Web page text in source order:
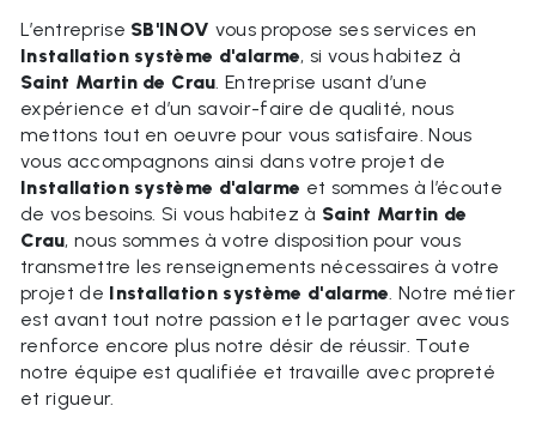
L’entreprise SB'INOV vous propose ses services en
Installation système d'alarme, si vous habitez à
Saint Martin de Crau. Entreprise usant d’une
expérience et d’un savoir-faire de qualité, nous
mettons tout en oeuvre pour vous satisfaire. Nous
vous accompagnons ainsi dans votre projet de
Installation système d'alarme et sommes à l’écoute
de vos besoins. Si vous habitez à Saint Martin de
Crau, nous sommes à votre disposition pour vous
transmettre les renseignements nécessaires à votre
projet de Installation système d'alarme. Notre métier
est avant tout notre passion et le partager avec vous
renforce encore plus notre désir de réussir. Toute
notre équipe est qualifiée et travaille avec propreté
et rigueur.